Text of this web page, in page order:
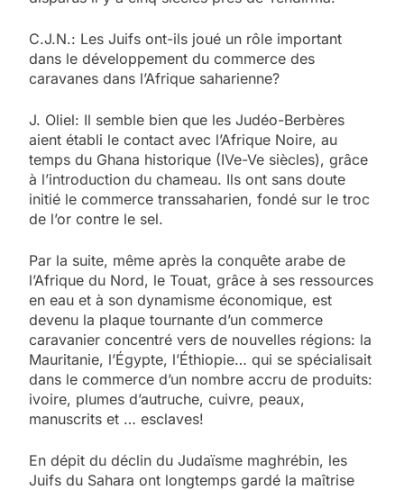
C.J.N.: Les Juifs ont-ils joué un rôle important
dans le développement du commerce des
caravanes dans l’Afrique saharienne?
J. Oliel: Il semble bien que les Judéo-Berbères
aient établi le contact avec l’Afrique Noire, au
temps du Ghana historique (IVe-Ve siècles), grâce
à l’introduction du chameau. Ils ont sans doute
initié le commerce transsaharien, fondé sur le troc
de l’or contre le sel.
Par la suite, même après la conquête arabe de
l’Afrique du Nord, le Touat, grâce à ses ressources
en eau et à son dynamisme économique, est
devenu la plaque tournante d’un commerce
caravanier concentré vers de nouvelles régions: la
Mauritanie, l’Égypte, l’Éthiopie… qui se spécialisait
dans le commerce d’un nombre accru de produits:
ivoire, plumes d’autruche, cuivre, peaux,
manuscrits et … esclaves!
En dépit du déclin du Judaïsme maghrébin, les
Juifs du Sahara ont longtemps gardé la maîtrise